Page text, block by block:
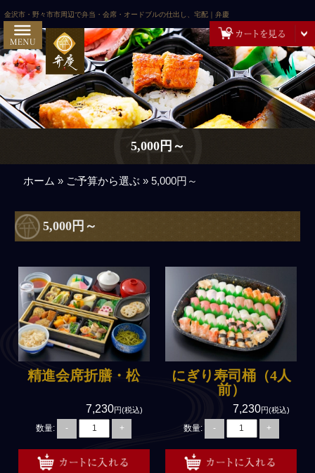
コンテンツへスキップ
金沢市・野々市市周辺で弁当・会席・オードブルの仕出し、宅配｜弁慶
HOME
弁慶の想いとこだわり
ご注文方法・配達エリア
お客様の声
お問い合わせ
1,000円～
3,000円～
5,000円～
8,000円～
商品で選ぶ
法事用会席膳(使い捨て)
慶事・お祝い料理
精進料理(ベジタリアン)
5,000円～
ホーム » ご予算から選ぶ » 5,000円～
5,000円～
精進会席折膳・松
7,230円(税込)
数量: - +
にぎり寿司桶（4人
前）
7,230円(税込)
数量: - +